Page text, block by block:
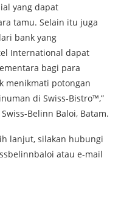
yang dapat
tamu. Selain itu juga
bank yang
International dapat
bagi para
menikmati potongan
di Swiss-Bistro™,”
Swiss-Belinn Baloi, Batam.
lanjut, silakan hubungi
atau e-mail